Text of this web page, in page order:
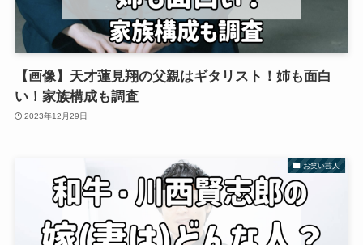
【画像】天才蓮見翔の父親はギタリスト！姉も面白
い！家族構成も調査
2023年12月29日
お笑い芸人